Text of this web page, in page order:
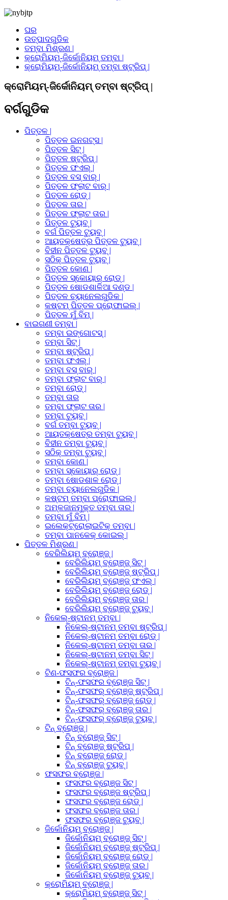
ଘର
ଉତ୍ପାଦଗୁଡିକ
ତମ୍ବା ମିଶ୍ରଣ |
କ୍ରୋମିୟମ୍-ଜିର୍କୋନିୟମ୍ ତମ୍ବା |
କ୍ରୋମିୟମ୍-ଜିର୍କୋନିୟମ୍ ତମ୍ବା ଷ୍ଟ୍ରିପ୍ |
କ୍ରୋମିୟମ୍-ଜିର୍କୋନିୟମ୍ ତମ୍ବା ଷ୍ଟ୍ରିପ୍ |
ବର୍ଗଗୁଡିକ
ପିତ୍ତଳ |
ପିତ୍ତଳ ଇନଗଟ୍ସ |
ପିତ୍ତଳ ସିଟ୍ |
ପିତ୍ତଳ ଷ୍ଟ୍ରିପ୍ |
ପିତ୍ତଳ ଫଏଲ୍ |
ପିତ୍ତଳ ବସ୍ ବାର୍ |
ପିତ୍ତଳ ଫ୍ଲାଟ ବାର୍ |
ପିତ୍ତଳ ରୋଡ୍ |
ପିତ୍ତଳ ତାର |
ପିତ୍ତଳ ଫ୍ଲାଟ ତାର |
ପିତ୍ତଳ ଟ୍ୟୁବ୍ |
ବର୍ଗ ପିତ୍ତଳ ଟ୍ୟୁବ୍ |
ଆୟତକ୍ଷେତ୍ର ପିତ୍ତଳ ଟ୍ୟୁବ୍ |
ବିହୀନ ପିତ୍ତଳ ଟ୍ୟୁବ୍ |
ସଠିକ୍ ପିତ୍ତଳ ଟ୍ୟୁବ୍ |
ପିତ୍ତଳ କୋଣ |
ପିତ୍ତଳ ସ୍କୋୟାର୍ ରୋଡ୍ |
ପିତ୍ତଳ ଷୋଡଶାଳିଆ ଦଣ୍ଡ |
ପିତ୍ତଳ ଚ୍ୟାନେଲଗୁଡିକ |
କଷ୍ଟମ୍ ପିତ୍ତଳ ପ୍ରୋଫାଇଲ୍ |
ପିତ୍ତଳ ମୁଁ ବିମ୍ |
ବାଇଗଣୀ ତମ୍ବା |
ତମ୍ବା ଇଙ୍ଗୋଟସ୍ |
ତମ୍ବା ସିଟ୍ |
ତମ୍ବା ଷ୍ଟ୍ରିପ୍ |
ତମ୍ବା ଫଏଲ୍ |
ତମ୍ବା ବସ୍ ବାର୍ |
ତମ୍ବା ଫ୍ଲାଟ ବାର୍ |
ତମ୍ବା ରୋଡ୍ |
ତମ୍ବା ତାର
ତମ୍ବା ଫ୍ଲାଟ ତାର |
ତମ୍ବା ଟ୍ୟୁବ୍ |
ବର୍ଗ ତମ୍ବା ଟ୍ୟୁବ୍ |
ଆୟତକ୍ଷେତ୍ର ତମ୍ବା ଟ୍ୟୁବ୍ |
ବିହୀନ ତମ୍ବା ଟ୍ୟୁବ୍ |
ସଠିକ୍ ତମ୍ବା ଟ୍ୟୁବ୍ |
ତମ୍ବା କୋଣ |
ତମ୍ବା ସ୍କୋୟାର୍ ରୋଡ୍ |
ତମ୍ବା ଷୋଡଶାଳ ରୋଡ୍ |
ତମ୍ବା ଚ୍ୟାନେଲଗୁଡିକ |
କଷ୍ଟମ୍ ତମ୍ବା ପ୍ରୋଫାଇଲ୍ |
ଅମ୍ଳଜାନମୁକ୍ତ ତମ୍ବା ତାର |
ତମ୍ବା ମୁଁ ବିମ୍ |
ଇଲେକ୍ଟ୍ରୋଲାଇଟିକ୍ ତମ୍ବା |
ତମ୍ବା ପାନକେକ୍ କୋଇଲ୍ |
ପିତ୍ତଳ ମିଶ୍ରଣ |
ବେରିଲିୟମ୍ ବ୍ରୋଞ୍ଜ୍ |
ବେରିଲିୟମ୍ ବ୍ରୋଞ୍ଜ୍ ସିଟ୍ |
ବେରିଲିୟମ୍ ବ୍ରୋଞ୍ଜ୍ ଷ୍ଟ୍ରିପ୍ |
ବେରିଲିୟମ୍ ବ୍ରୋଞ୍ଜ୍ ଫଏଲ୍ |
ବେରିଲିୟମ୍ ବ୍ରୋଞ୍ଜ୍ ରୋଡ୍ |
ବେରିଲିୟମ୍ ବ୍ରୋଞ୍ଜ୍ ତାର |
ବେରିଲିୟମ୍ ବ୍ରୋଞ୍ଜ୍ ଟ୍ୟୁବ୍ |
ନିକେଲ୍-ଷ୍ଟାନମ୍ ତମ୍ବା |
ନିକେଲ୍-ଷ୍ଟାନମ୍ ତମ୍ବା ଷ୍ଟ୍ରିପ୍ |
ନିକେଲ୍-ଷ୍ଟାନମ୍ ତମ୍ବା ରୋଡ୍ |
ନିକେଲ୍-ଷ୍ଟାନମ୍ ତମ୍ବା ତାର |
ନିକେଲ୍-ଷ୍ଟାନମ୍ ତମ୍ବା ସିଟ୍ |
ନିକେଲ୍-ଷ୍ଟାନମ୍ ତମ୍ବା ଟ୍ୟୁବ୍ |
ଟିଣ-ଫସଫର ବ୍ରୋଞ୍ଜ |
ଟିନ୍-ଫସଫର ବ୍ରୋଞ୍ଜ ସିଟ୍ |
ଟିନ୍-ଫସଫର୍ ବ୍ରୋଞ୍ଜ୍ ଷ୍ଟ୍ରିପ୍ |
ଟିନ୍-ଫସଫର୍ ବ୍ରୋଞ୍ଜ୍ ରୋଡ୍ |
ଟିନ୍-ଫସଫର୍ ବ୍ରୋଞ୍ଜ୍ ତାର |
ଟିନ୍-ଫସଫର୍ ବ୍ରୋଞ୍ଜ୍ ଟ୍ୟୁବ୍ |
ଟିନ୍ ବ୍ରୋଞ୍ଜ୍ |
ଟିନ୍ ବ୍ରୋଞ୍ଜ୍ ସିଟ୍ |
ଟିନ୍ ବ୍ରୋଞ୍ଜ୍ ଷ୍ଟ୍ରିପ୍ |
ଟିନ୍ ବ୍ରୋଞ୍ଜ୍ ରୋଡ୍ |
ଟିନ୍ ବ୍ରୋଞ୍ଜ୍ ଟ୍ୟୁବ୍ |
ଫସଫର ବ୍ରୋଞ୍ଜ |
ଫସଫର ବ୍ରୋଞ୍ଜ ସିଟ୍ |
ଫସଫର ବ୍ରୋଞ୍ଜ ଷ୍ଟ୍ରିପ୍ |
ଫସଫର ବ୍ରୋଞ୍ଜ ରୋଡ୍ |
ଫସଫର ବ୍ରୋଞ୍ଜ ତାର |
ଫସଫର ବ୍ରୋଞ୍ଜ ଟ୍ୟୁବ୍ |
ଜିର୍କୋନିୟମ୍ ବ୍ରୋଞ୍ଜ୍ |
ଜିର୍କୋନିୟମ୍ ବ୍ରୋଞ୍ଜ୍ ସିଟ୍ |
ଜିର୍କୋନିୟମ୍ ବ୍ରୋଞ୍ଜ୍ ଷ୍ଟ୍ରିପ୍ |
ଜିର୍କୋନିୟମ୍ ବ୍ରୋଞ୍ଜ୍ ରୋଡ୍ |
ଜିର୍କୋନିୟମ୍ ବ୍ରୋଞ୍ଜ୍ ତାର |
ଜିର୍କୋନିୟମ୍ ବ୍ରୋଞ୍ଜ୍ ଟ୍ୟୁବ୍ |
କ୍ରୋମିୟମ୍ ବ୍ରୋଞ୍ଜ୍ |
କ୍ରୋମିୟମ୍ ବ୍ରୋଞ୍ଜ୍ ସିଟ୍ |